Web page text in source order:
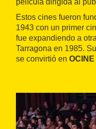
película dirigida al
Estos cines fueron
1943 con un primer
fue expandiendo a
Tarragona en 1985.
se convirtió en OCINE